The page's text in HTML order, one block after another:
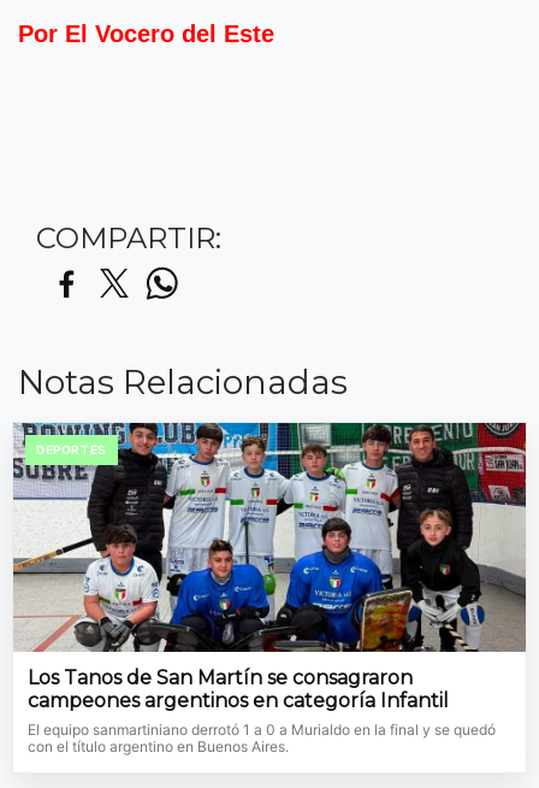
Por El Vocero del Este
COMPARTIR:
Notas Relacionadas
DEPORTES
Los Tanos de San Martín se consagraron
campeones argentinos en categoría Infantil
El equipo sanmartiniano derrotó 1 a 0 a Murialdo en la final y se quedó
con el título argentino en Buenos Aires.